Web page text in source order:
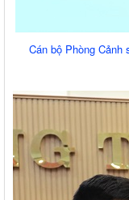
Cán bộ Phòng